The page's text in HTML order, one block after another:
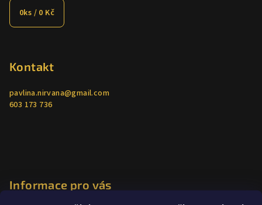
0ks / 0 Kč
Kontakt
pavlina.nirvana@gmail.com
603 173 736
Informace pro vás